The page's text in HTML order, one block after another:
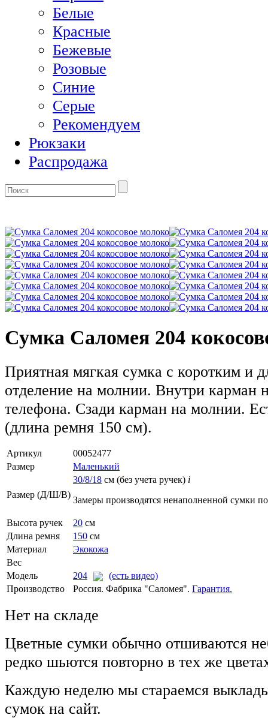
Белые
Красные
Бежевые
Розовые
Синие
Серые
Рекомендуем
Рюкзаки
Распродажа
Сумка Саломея 204
Приятная мягкая сумка с коротким и
отделение на молнии. Внутри карман
телефона. Сзади карман на молнии.
(длина ремня 150 см).
Артикул
00052477
Размер
Маленький
Размер (Д/Ш/В)
30/8/18 см (без учета ручек) i
Замеры производятся ненаполненной сумки
Высота ручек 20 см
Длина ремня
150 см
Материал
Экокожа
Вес
Модель
204
(есть видео)
Производство
Россия. Фабрика "Саломея". Гарантия.
Нет на складе
Цветные сумки обычно отшиваются
редко шьются повторно в тех же
Каждую неделю мы стараемся
сумок на сайт.